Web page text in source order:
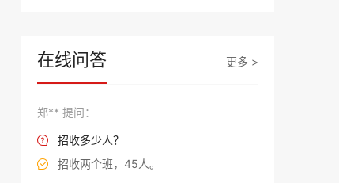
在线问答 更多 >
郑** 提问：
 招收多少人？
 招收两个班，45人。